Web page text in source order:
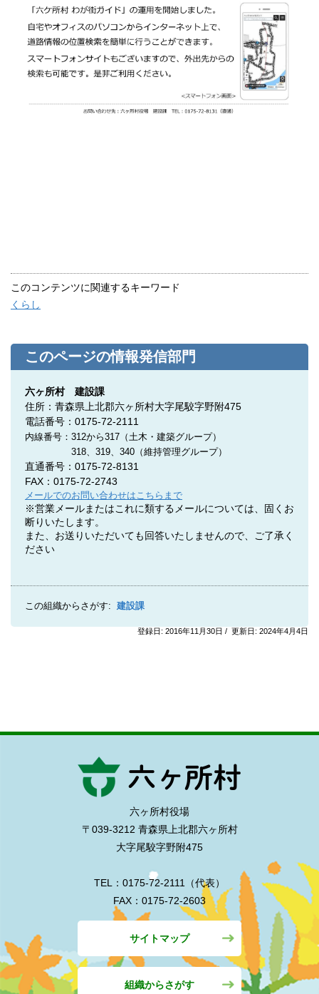
このコンテンツに関連するキーワード
くらし
このページの情報発信部門
六ヶ所村 建設課
住所：青森県上北郡六ヶ所村大字尾駮字野附475
電話番号：0175-72-2111
内線番号：312から317（土木・建築グループ）
318、319、340（維持管理グループ）
直通番号： 0175-72-8131
FAX：0175-72-2743
メールでのお問い合わせはこちらまで
※営業メールまたはこれに類するメールについては、固くお
断りいたします。
また、お送りいただいても回答いたしませんので、ご了承く
ださい
この組織からさがす: 建設課
登録日: 2016年11月30日 / 更新日: 2024年4月4日
六ヶ所村役場
〒039-3212 青森県上北郡六ヶ所村
大字尾駮字野附475
TEL：0175-72-2111（代表）
FAX：0175-72-2603
サイトマップ
組織からさがす